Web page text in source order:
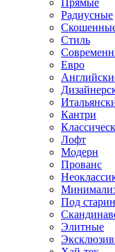
Прямые
Радиусные
Стиль
Евро
Кантри
Лофт
Модерн
Прованс
Под
Элитные